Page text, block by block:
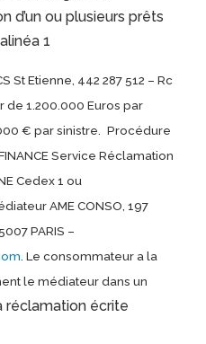
d’un ou plusieurs prêts
1
St Etienne, 442 287 512 – Rc
de 1.200.000 Euros par
€ par sinistre. Procédure
Service Réclamation
Cedex 1 ou
AME CONSO, 197
PARIS –
. Le consommateur a la
le médiateur dans un
réclamation écrite